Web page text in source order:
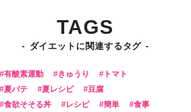
TAGS
ダイエットに関連するタグ
有酸素運動 きゅうり
トマト
夏バテ
夏レシピ
豆腐
食欲そそる丼
レシピ 簡単
食事